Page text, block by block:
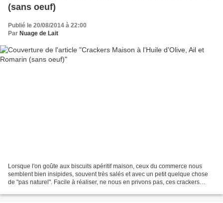
(sans oeuf)
Publié le 20/08/2014 à 22:00
Par Nuage de Lait
Lorsque l'on goûte aux biscuits apéritif maison, ceux du commerce nous
semblent bien insipides, souvent très salés et avec un petit quelque chose
de "pas naturel". Facile à réaliser, ne nous en privons pas, ces crackers